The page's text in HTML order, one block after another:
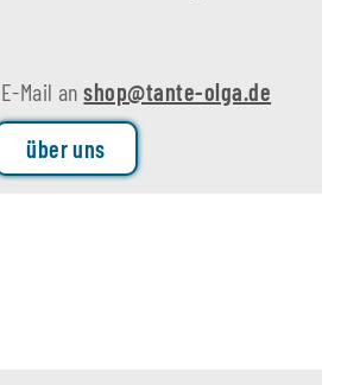
Mail anshop@tante-olga.de
über uns